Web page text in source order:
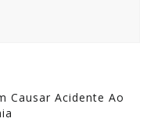
Causar Acidente Ao